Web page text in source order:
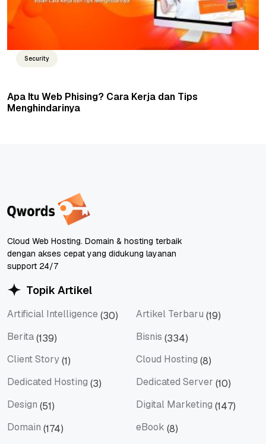
Security
Apa Itu Web Phising? Cara Kerja dan Tips
Menghindarinya
Cloud Web Hosting. Domain & hosting terbaik
dengan akses cepat yang didukung layanan
support 24/7
Topik Artikel
Artificial Intelligence (30) Artikel Terbaru (19)
Berita(139) Bisnis (334)
Client Story(1) Cloud Hosting (8)
Dedicated Hosting (3) Dedicated Server (10)
Design (51) Digital Marketing (147)
Domain (174) eBook (8)